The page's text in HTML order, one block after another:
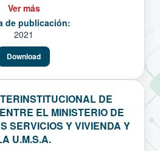
Ver más
de publicación:
2021
Download
DE
EL MINISTERIO DE
SERVICIOS Y VIVIENDA Y
U.M.S.A.